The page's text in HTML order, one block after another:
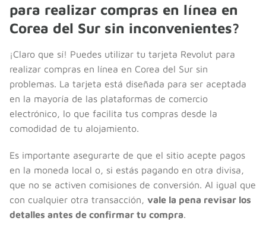
para realizar compras en línea en
Corea del Sur sin inconvenientes?
¡Claro que sí! Puedes utilizar tu tarjeta Revolut para
realizar compras en línea en Corea del Sur sin
problemas. La tarjeta está diseñada para ser aceptada
en la mayoría de las plataformas de comercio
electrónico, lo que facilita tus compras desde la
comodidad de tu alojamiento.
Es importante asegurarte de que el sitio acepte pagos
en la moneda local o, si estás pagando en otra divisa,
que no se activen comisiones de conversión. Al igual que
con cualquier otra transacción, vale la pena revisar los
detalles antes de confirmar tu compra.